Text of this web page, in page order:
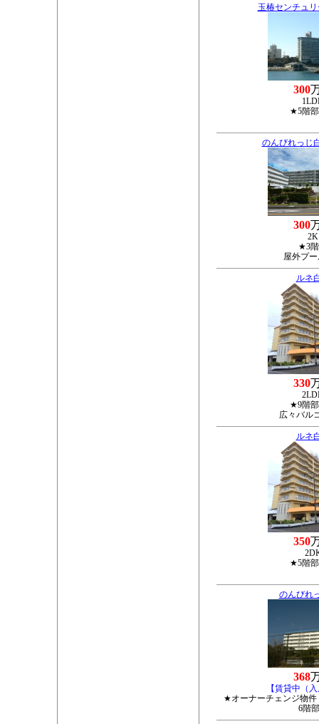
玉椿センチュ
300
★5階
のんびれっじ
300
2K
★3
屋外プ
ルネ
330
★9階
広々バル
ルネ
350
★5階
のんびれ
368
【賃貸中（
★オーナーチェンジ物
6階